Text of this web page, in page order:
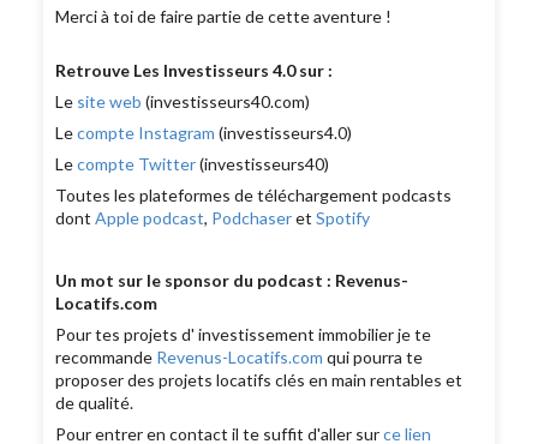
Merci à toi de faire partie de cette aventure !
Retrouve Les Investisseurs 4.0 sur :
Le site web (investisseurs40.com)
Lecompte Instagram(investisseurs4.0)
Lecompte Twitter(investisseurs40)
Toutes les plateformes de téléchargement podcasts
dontApple podcast, PodchaseretSpotify
Un mot sur le sponsor du podcast : Revenus-
Locatifs.com
Pour tes projets d' investissement immobilier je te
recommande Revenus-Locatifs.com qui pourra te
proposer des projets locatifs clés en main rentables et
de qualité.
Pour entrer en contact il te suffit d'aller surce lien